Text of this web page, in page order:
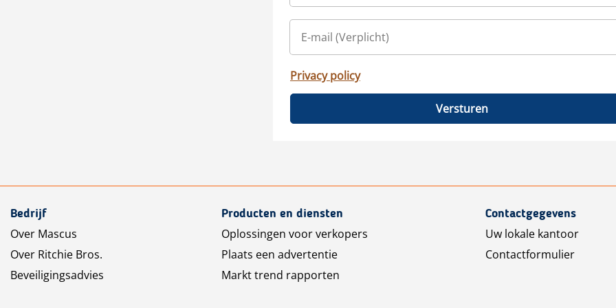
Privacy policy
Versturen
Bedrijf
Over Mascus
Over Ritchie Bros.
Beveiligingsadvies
Producten en diensten
Oplossingen voor verkopers
Plaats een advertentie
Markt trend rapporten
Contactgegevens
Uw lokale kantoor
Contactformulier